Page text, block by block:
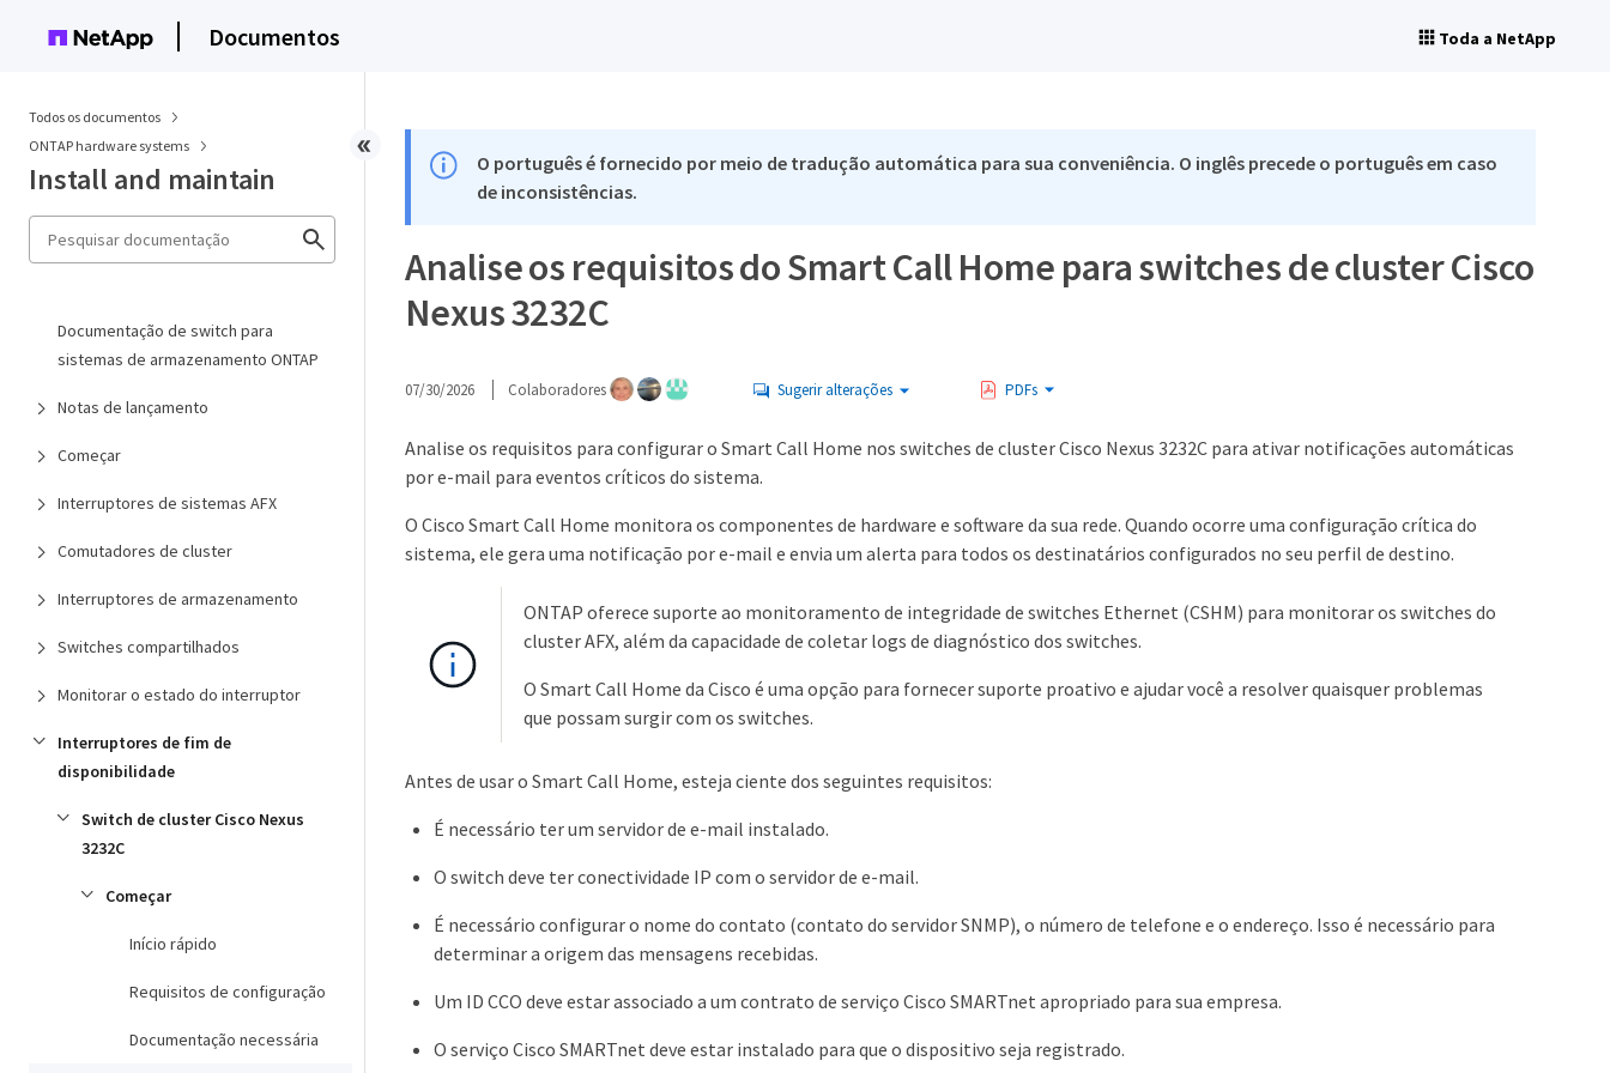
Documentos Toda a NetApp
Todos os documentos
ONTAP hardware systems
Install and maintain
Documentação de switch para
sistemas de armazenamento ONTAP
Notas de lançamento
Começar
Interruptores de sistemas AFX
Comutadores de cluster
Interruptores de armazenamento
Switches compartilhados
Monitorar o estado do interruptor
Interruptores de fim de
disponibilidade
Switch de cluster Cisco Nexus
3232C
Começar
Início rápido
Requisitos de configuração
Documentação necessária
O português é fornecido por meio de tradução automática para sua conveniência. O inglês precede o português em caso
de inconsistências.
Analise os requisitos do Smart Call Home para switches de cluster Cisco
Nexus 3232C
07/30/2026 Colaboradores Sugerir alterações PDFs
Analise os requisitos para configurar o Smart Call Home nos switches de cluster Cisco Nexus 3232C para ativar notificações automáticas
por e-mail para eventos críticos do sistema.
O Cisco Smart Call Home monitora os componentes de hardware e software da sua rede. Quando ocorre uma configuração crítica do
sistema, ele gera uma notificação por e-mail e envia um alerta para todos os destinatários configurados no seu perfil de destino.
ONTAP oferece suporte ao monitoramento de integridade de switches Ethernet (CSHM) para monitorar os switches do
cluster AFX, além da capacidade de coletar logs de diagnóstico dos switches.
O Smart Call Home da Cisco é uma opção para fornecer suporte proativo e ajudar você a resolver quaisquer problemas
que possam surgir com os switches.
Antes de usar o Smart Call Home, esteja ciente dos seguintes requisitos:
É necessário ter um servidor de e-mail instalado.
O switch deve ter conectividade IP com o servidor de e-mail.
É necessário configurar o nome do contato (contato do servidor SNMP), o número de telefone e o endereço. Isso é necessário para
determinar a origem das mensagens recebidas.
Um ID CCO deve estar associado a um contrato de serviço Cisco SMARTnet apropriado para sua empresa.
O serviço Cisco SMARTnet deve estar instalado para que o dispositivo seja registrado.